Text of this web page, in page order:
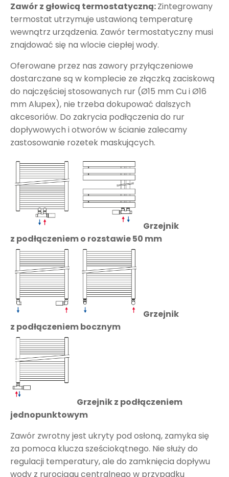
Zawór z głowicą termostatyczną:Zintegrowany
termostat utrzymuje ustawioną temperaturę
wewnątrz urządzenia. Zawór termostatyczny musi
znajdować się na wlocie ciepłej wody.
Oferowane przez nas zawory przyłączeniowe
dostarczane są w komplecie ze złączką zaciskową
do najczęściej stosowanych rur (Ø15 mm Cu i Ø16
mm Alupex), nie trzeba dokupować dalszych
akcesoriów. Do zakrycia podłączenia do rur
dopływowych i otworów w ścianie zalecamy
zastosowanie rozetek maskujących.
Grzejnik
z podłączeniem o rozstawie 50 mm
Grzejnik
z podłączeniem bocznym
Grzejnik z podłączeniem
jednopunktowym
Zawór zwrotny jest ukryty pod osłoną, zamyka się
za pomoca klucza sześciokątnego. Nie służy do
regulacji temperatury, ale do zamknięcia dopływu
wody z rurociągu centralnego w przypadku